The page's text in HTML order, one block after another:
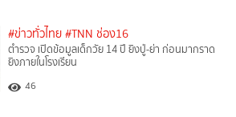
#ข่าวทั่วไทย #TNN ช่อง16
ตำรวจ เปิดข้อมูลเด็กวัย 14 ปี ยิงปู่-ย่า ก่อนมากราด
ยิงภายในโรงเรียน
46